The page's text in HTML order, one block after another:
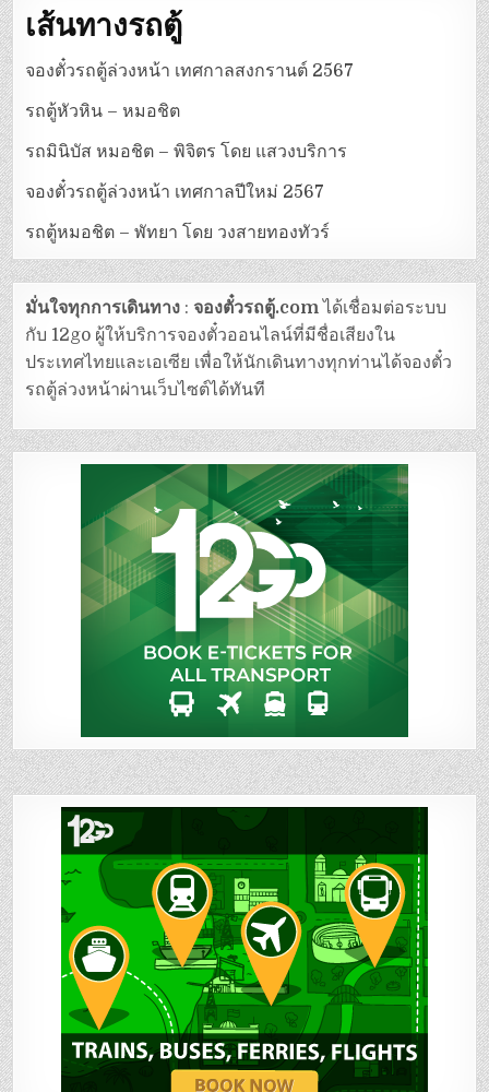
เส้นทางรถตู้
จองตั๋วรถตู้ล่วงหน้า เทศกาลสงกรานต์ 2567
รถตู้หัวหิน – หมอชิต
รถมินิบัส หมอชิต – พิจิตร โดย แสวงบริการ
จองตั๋วรถตู้ล่วงหน้า เทศกาลปีใหม่ 2567
รถตู้หมอชิต – พัทยา โดย วงสายทองทัวร์
มั่นใจทุกการเดินทาง :จองตั๋วรถตู้.comได้เชื่อมต่อระบบ
กับ 12go ผู้ให้บริการจองตั๋วออนไลน์ที่มีชื่อเสียงใน
ประเทศไทยและเอเซีย เพื่อให้นักเดินทางทุกท่านได้จองตั๋ว
รถตู้ล่วงหน้าผ่านเว็บไซต์ได้ทันที